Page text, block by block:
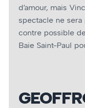
d’amour, mais
spectacle ne
contre possible
Baie Saint-Paul